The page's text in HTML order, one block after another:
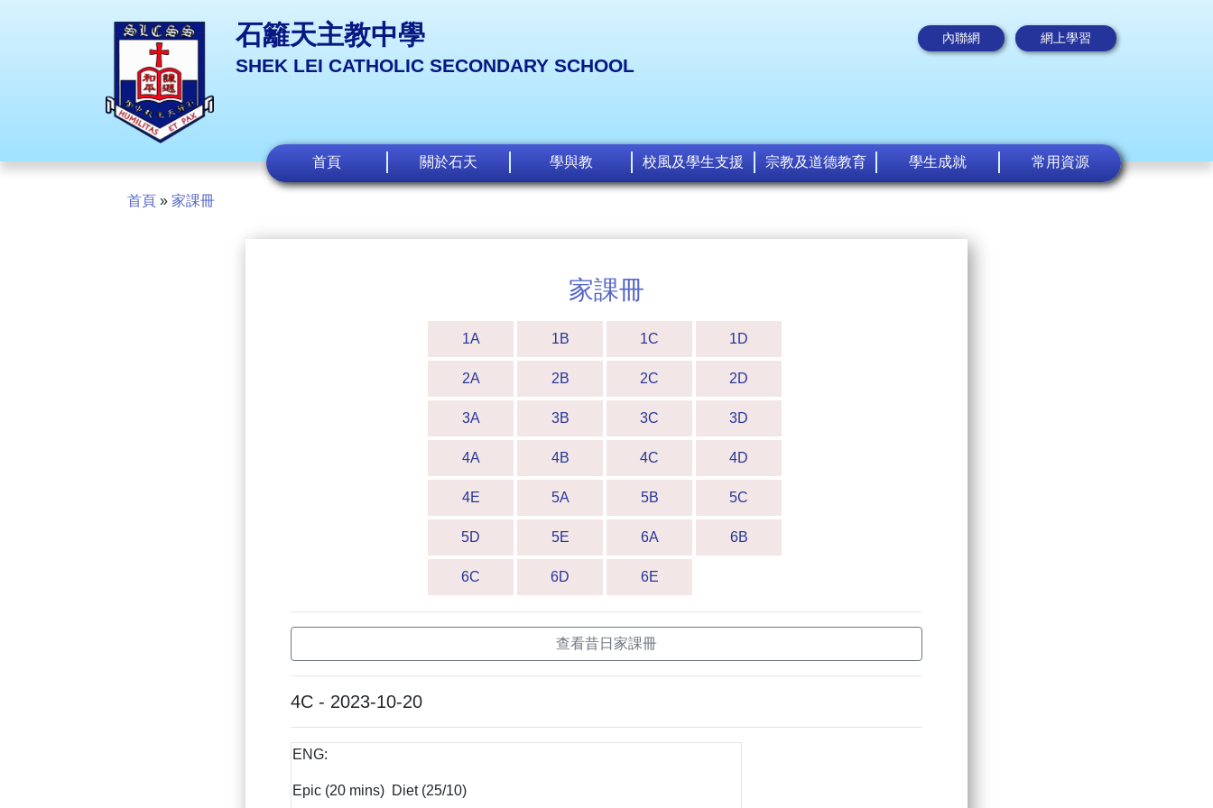
石籬天主教中學
SHEK LEI CATHOLIC SECONDARY SCHOOL
內聯網 網上學習
首頁 關於石天 學與教 校風及學生支援 宗教及道德教育 學生成就 常用資源
首頁 » 家課冊
家課冊
1A 1B 1C 1D
2A 2B 2C 2D
3A 3B 3C 3D
4A 4B 4C 4D
4E 5A 5B 5C
5D 5E 6A 6B
6C 6D 6E
查看昔日家課冊
4C - 2023-10-20
ENG:
Epic (20 mins) Diet (25/10)